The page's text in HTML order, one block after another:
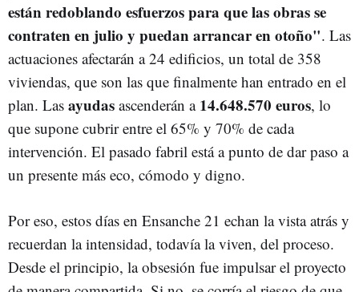
están redoblando esfuerzos para que las obras se
contraten en julio y puedan arrancar en otoño". Las
actuaciones afectarán a 24 edificios, un total de 358
viviendas, que son las que finalmente han entrado en el
plan. Las ayudas ascenderán a 14.648.570 euros, lo
que supone cubrir entre el 65% y 70% de cada
intervención. El pasado fabril está a punto de dar paso a
un presente más eco, cómodo y digno.
Por eso, estos días en Ensanche 21 echan la vista atrás y
recuerdan la intensidad, todavía la viven, del proceso.
Desde el principio, la obsesión fue impulsar el proyecto